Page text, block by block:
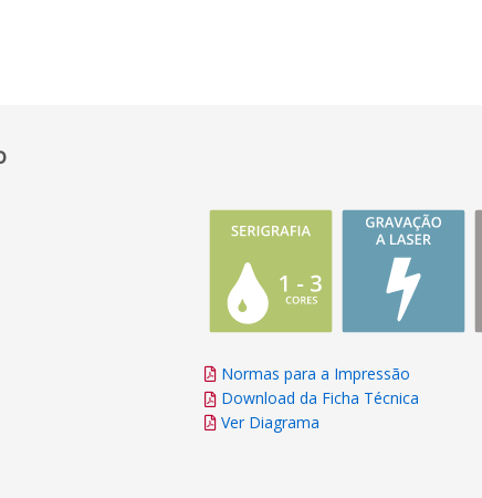
Normas para a Impressão
Download da Ficha Técnica
Ver Diagrama